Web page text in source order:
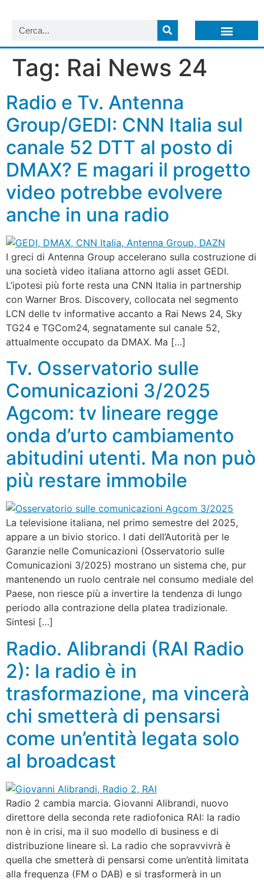
Tag: Rai News 24
Radio e Tv. Antenna
Group/GEDI: CNN Italia sul
canale 52 DTT al posto di
DMAX? E magari il progetto
video potrebbe evolvere
anche in una radio
I greci di Antenna Group accelerano sulla costruzione di
una società video italiana attorno agli asset GEDI.
L’ipotesi più forte resta una CNN Italia in partnership
con Warner Bros. Discovery, collocata nel segmento
LCN delle tv informative accanto a Rai News 24, Sky
TG24 e TGCom24, segnatamente sul canale 52,
attualmente occupato da DMAX. Ma […]
Tv. Osservatorio sulle
Comunicazioni 3/2025
Agcom: tv lineare regge
onda d’urto cambiamento
abitudini utenti. Ma non può
più restare immobile
La televisione italiana, nel primo semestre del 2025,
appare a un bivio storico. I dati dell’Autorità per le
Garanzie nelle Comunicazioni (Osservatorio sulle
Comunicazioni 3/2025) mostrano un sistema che, pur
mantenendo un ruolo centrale nel consumo mediale del
Paese, non riesce più a invertire la tendenza di lungo
periodo alla contrazione della platea tradizionale.
Sintesi […]
Radio. Alibrandi (RAI Radio
2): la radio è in
trasformazione, ma vincerà
chi smetterà di pensarsi
come un’entità legata solo
al broadcast
Radio 2 cambia marcia. Giovanni Alibrandi, nuovo
direttore della seconda rete radiofonica RAI: la radio
non è in crisi, ma il suo modello di business e di
distribuzione lineare sì. La radio che sopravvivrà è
quella che smetterà di pensarsi come un’entità limitata
alla frequenza (FM o DAB) e si trasformerà in un